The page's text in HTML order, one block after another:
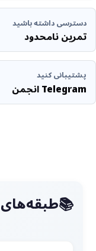
دسترسی داشته باشید
تمرین نامحدود
پشتیبانی کنید
Telegram انجمن